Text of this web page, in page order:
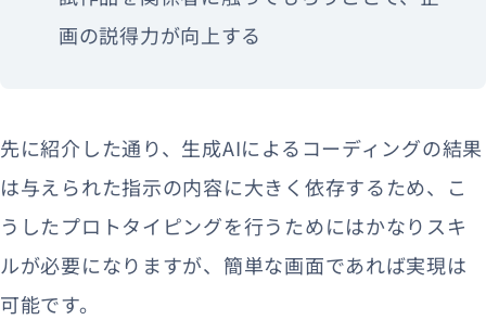
画の説得力が向上する
先に紹介した通り、生成AIによるコーディングの結果
は与えられた指示の内容に大きく依存するため、こ
うしたプロトタイピングを行うためにはかなりスキ
ルが必要になりますが、簡単な画面であれば実現は
可能です。